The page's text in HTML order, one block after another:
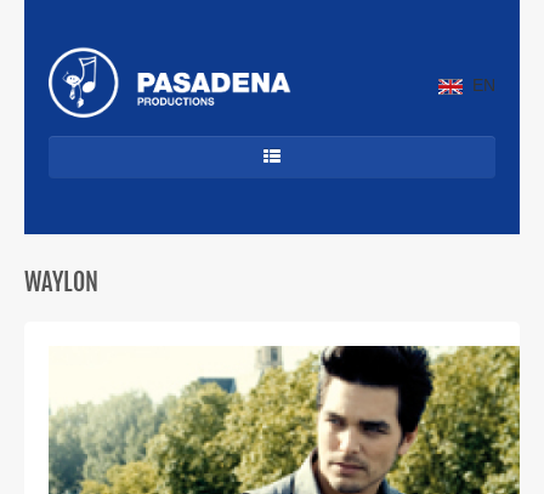
EN
JAZZ & LATIN
CUBAANS
BEKENDE ARTIESTEN
WAYLON